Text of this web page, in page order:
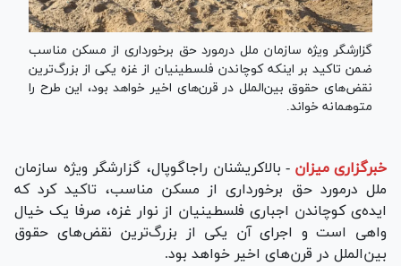
گزارشگر ویژه سازمان ملل درمورد حق برخورداری از مسکن مناسب
ضمن تاکید بر اینکه کوچاندن فلسطینیان از غزه یکی از بزرگ‌ترین
نقض‌های حقوق بین‌الملل در قرن‌های اخیر خواهد بود، این طرح را
متوهمانه خواند.
خبرگزاری میزان - بالاکریشنان راجاگوپال، گزارشگر ویژه سازمان
ملل درمورد حق برخورداری از مسکن مناسب، تاکید کرد که
ایده‌ی کوچاندن اجباری فلسطینیان از نوار غزه، صرفا یک خیال
واهی است و اجرای آن یکی از بزرگ‌ترین نقض‌های حقوق
بین‌الملل در قرن‌های اخیر خواهد بود.